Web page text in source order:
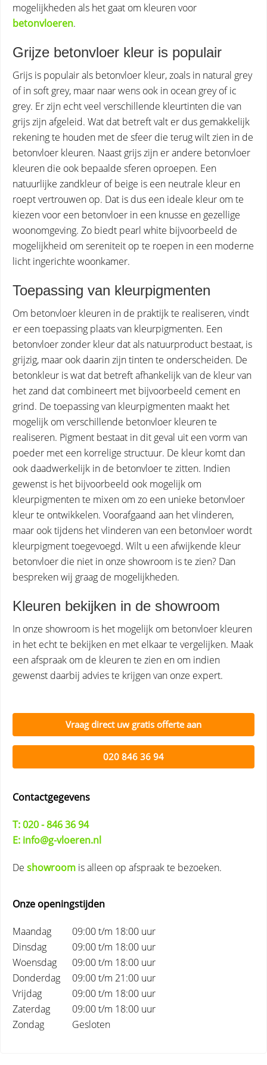
mogelijkheden als het gaat om kleuren voor
betonvloeren.
Grijze betonvloer kleur is populair
Grijs is populair als betonvloer kleur, zoals in natural grey
of in soft grey, maar naar wens ook in ocean grey of ic
grey. Er zijn echt veel verschillende kleurtinten die van
grijs zijn afgeleid. Wat dat betreft valt er dus gemakkelijk
rekening te houden met de sfeer die terug wilt zien in de
betonvloer kleuren. Naast grijs zijn er andere betonvloer
kleuren die ook bepaalde sferen oproepen. Een
natuurlijke zandkleur of beige is een neutrale kleur en
roept vertrouwen op. Dat is dus een ideale kleur om te
kiezen voor een betonvloer in een knusse en gezellige
woonomgeving. Zo biedt pearl white bijvoorbeeld de
mogelijkheid om sereniteit op te roepen in een moderne
licht ingerichte woonkamer.
Toepassing van kleurpigmenten
Om betonvloer kleuren in de praktijk te realiseren, vindt
er een toepassing plaats van kleurpigmenten. Een
betonvloer zonder kleur dat als natuurproduct bestaat, is
grijzig, maar ook daarin zijn tinten te onderscheiden. De
betonkleur is wat dat betreft afhankelijk van de kleur van
het zand dat combineert met bijvoorbeeld cement en
grind. De toepassing van kleurpigmenten maakt het
mogelijk om verschillende betonvloer kleuren te
realiseren. Pigment bestaat in dit geval uit een vorm van
poeder met een korrelige structuur. De kleur komt dan
ook daadwerkelijk in de betonvloer te zitten. Indien
gewenst is het bijvoorbeeld ook mogelijk om
kleurpigmenten te mixen om zo een unieke betonvloer
kleur te ontwikkelen. Voorafgaand aan het vlinderen,
maar ook tijdens het vlinderen van een betonvloer wordt
kleurpigment toegevoegd. Wilt u een afwijkende kleur
betonvloer die niet in onze showroom is te zien? Dan
bespreken wij graag de mogelijkheden.
Kleuren bekijken in de showroom
In onze showroom is het mogelijk om betonvloer kleuren
in het echt te bekijken en met elkaar te vergelijken. Maak
een afspraak om de kleuren te zien en om indien
gewenst daarbij advies te krijgen van onze expert.
Vraag direct uw gratis offerte aan
020 846 36 94
Contactgegevens
T: 020 - 846 36 94
E: info@g-vloeren.nl
De showroom is alleen op afspraak te bezoeken.
Onze openingstijden
Maandag
09:00 t/m 18:00 uur
Dinsdag
09:00 t/m 18:00 uur
Woensdag
09:00 t/m 18:00 uur
Donderdag
09:00 t/m 21:00 uur
Vrijdag
09:00 t/m 18:00 uur
Zaterdag
09:00 t/m 18:00 uur
Zondag
Gesloten